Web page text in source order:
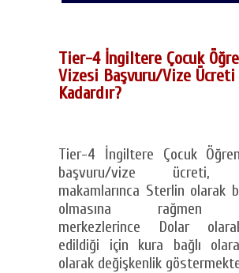
Tier-4 İngiltere Çocuk
Vizesi Başvuru/Vize Ücreti
Kadardır?
Tier-4 İngiltere Çocuk
başvuru/vize ücreti,
makamlarınca Sterlin olarak
olmasına rağmen
merkezlerince Dolar
edildiği için kura bağlı
olarak değişkenlik